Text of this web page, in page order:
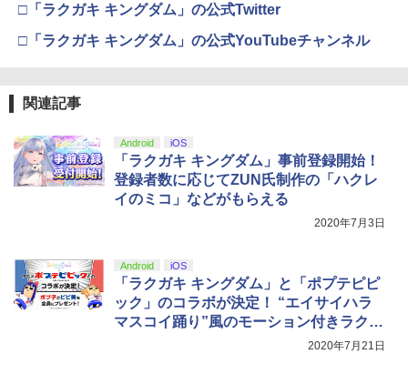
千と千尋の神隠し 舞台版ダブルキャスト
(2023年版) ブルーレイ【Blu-ray】
5
『ダークギャザリング』 第1巻【Blu-ra
y】 [ 篠原侑 ]
￥7,274
ニンテンドープリペイド番号 9000円|オ
ンラインコード版
5
ニンテンドープリペイド番号 5000円|オ
ンラインコード版
￥5,000
トローラー ミッドナイト ブラック(CFI-
5
【純正品】DualSense ワイヤレスコン
トローラー(CFI-ZCT2J)
￥10,737
4
【純正品】Xbox 充電式バッテリー + US
B-C ケーブル
5
【純正品】Xbox ワイヤレス コントロー
ラー (カーボンブラック)
￥8,020
『映画 ラブライブ！蓮ノ空女学院スクー
5
劇場版「鬼滅の刃」無限城編 第一章 猗
窩座再来 完全生産限定版 [DVD]
□「ラクガキ キングダム」の公式Twitter
□「ラクガキ キングダム」の公式YouTubeチャンネル
関連記事
Android iOS
「ラクガキ キングダム」事前登録開始！
登録者数に応じてZUN氏制作の「ハクレ
イのミコ」などがもらえる
2020年7月3日
Android iOS
「ラクガキ キングダム」と「ポプテピピ
ック」のコラボが決定！ “エイサイハラ
マスコイ踊り”風のモーション付きラクガ
2020年7月21日